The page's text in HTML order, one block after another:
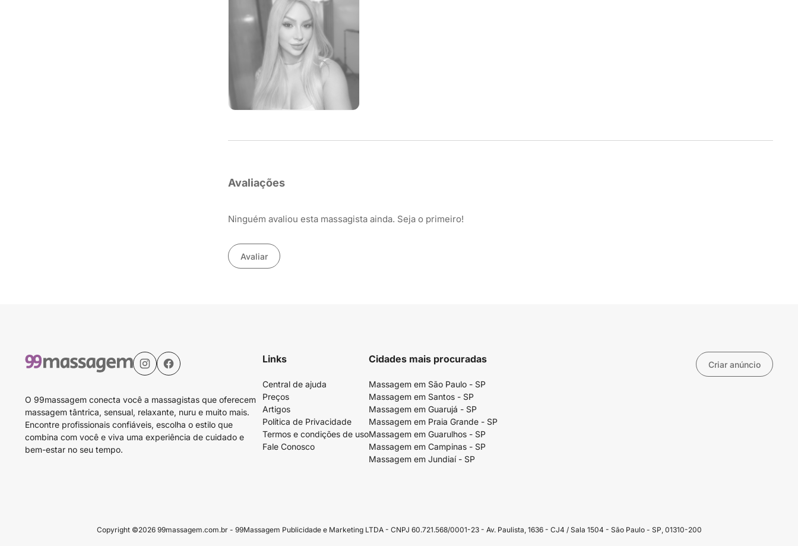
Avaliações
Ninguém avaliou esta massagista ainda. Seja o primeiro!
Avaliar
O 99massagem conecta você a massagistas que oferecem
massagem tântrica, sensual, relaxante, nuru e muito mais.
Encontre profissionais confiáveis, escolha o estilo que
combina com você e viva uma experiência de cuidado e
bem-estar no seu tempo.
Links
Central de ajuda
Preços
Artigos
Política de Privacidade
Termos e condições de uso
Fale Conosco
Cidades mais procuradas
Massagem em São Paulo - SP
Massagem em Santos - SP
Massagem em Guarujá - SP
Massagem em Praia Grande - SP
Massagem em Guarulhos - SP
Massagem em Campinas - SP
Massagem em Jundiaí - SP
Criar anúncio
Copyright ©2026 99massagem.com.br - 99Massagem Publicidade e Marketing LTDA - CNPJ 60.721.568/0001-23 - Av. Paulista, 1636 - CJ4 / Sala 1504 - São Paulo - SP, 01310-200